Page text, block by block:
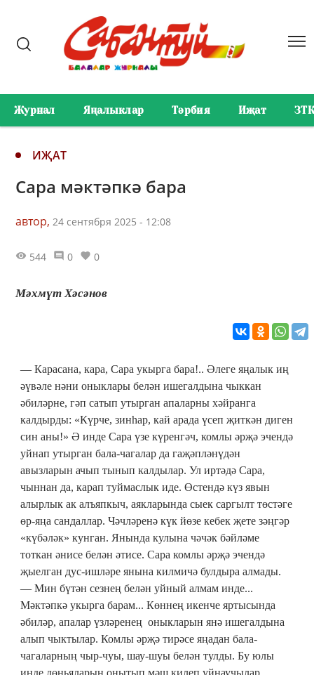
Журнал Яңалыклар Тәрбия Иҗат ЗТК
ИҖАТ
Сара мәктәпкә бара
автор, 24 сентября 2025 - 12:08
544 0 0
Мәхмүт Хәсәнов
— Карасана, кара, Сара укырга бара!.. Әлеге яңалык иң
әүвәле нәни оныклары белән ишегалдына чыккан
әбиләрне, гәп сатып утырган апаларны хәйранга
калдырды: «Күрче, зинһар, кай арада үсеп җиткән диген
син аны!» Ә инде Сара үзе күренгәч, комлы әрҗә эчендә
уйнап утырган бала-чагалар да гаҗәпләнүдән
авызларын ачып тынып калдылар. Ул иртәдә Сара,
чыннан да, карап туймаслык иде. Өстендә күз явын
алырлык ак алъяпкыч, аякларында сыек саргылт төстәге
өр-яңа сандаллар. Чәчләренә күк йөзе кебек җете зәңгәр
«күбәләк» кунган. Янында кулына чәчәк бәйләме
тоткан әнисе белән әтисе. Сара комлы әрҗә эчендә
җыелган дус-ишләре янына килмичә булдыра алмады.
— Мин бүтән сезнең белән уйный алмам инде...
Мәктәпкә укырга барам... Көннең икенче яртысында
әбиләр, апалар үзләренең оныкларын янә ишегалдына
алып чыктылар. Комлы әрҗә тирәсе яңадан бала-
чагаларның чыр-чуы, шау-шуы белән тулды. Бу юлы